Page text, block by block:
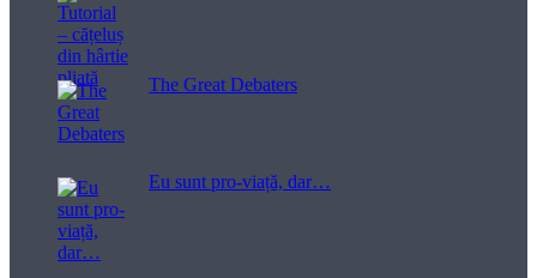
The Great Debaters
Eu sunt pro-viață, dar…